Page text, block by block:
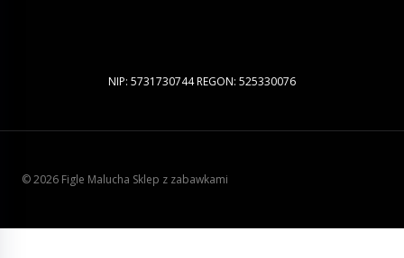
NIP: 5731730744 REGON: 525330076
© 2026 Figle Malucha Sklep z zabawkami